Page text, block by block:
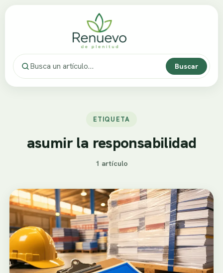
Buscar
ETIQUETA
asumir la responsabilidad
1 artículo